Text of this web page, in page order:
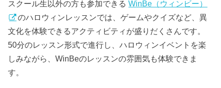
スクール生以外の方も参加できるWinBe（ウィンビー）
のハロウィンレッスンでは、ゲームやクイズなど、異
文化を体験できるアクティビティが盛りだくさんです。
50分のレッスン形式で進行し、ハロウィンイベントを楽
しみながら、WinBeのレッスンの雰囲気も体験できま
す。